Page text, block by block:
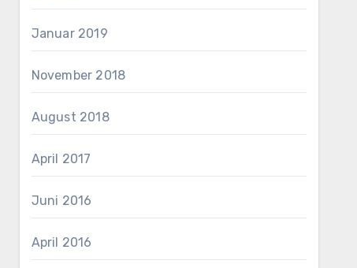
Januar 2019
November 2018
August 2018
April 2017
Juni 2016
April 2016